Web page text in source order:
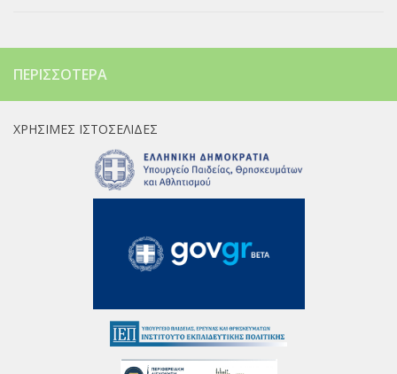
ΠΕΡΙΣΣΌΤΕΡΑ
ΧΡΉΣΙΜΕΣ ΙΣΤΟΣΕΛΊΔΕΣ